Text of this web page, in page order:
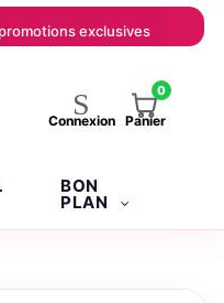
exclusives
Connexion
0
Panier
BON
PLAN